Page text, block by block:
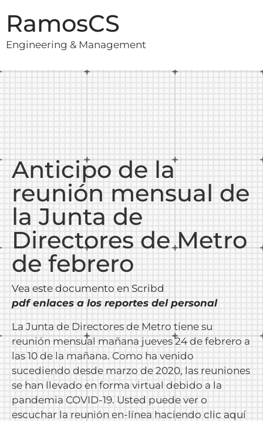
RamosCS
Engineering & Management
Anticipo de la
reunión mensual de
la Junta de
Directores de Metro
de febrero
Vea este documento en Scribd
pdf enlaces a los reportes del personal
La Junta de Directores de Metro tiene su
reunión mensual mañana jueves 24 de febrero a
las 10 de la mañana. Como ha venido
sucediendo desde marzo de 2020, las reuniones
se han llevado en forma virtual debido a la
pandemia COVID-19. Usted puede ver o
escuchar la reunión en-línea haciendo clic aquí